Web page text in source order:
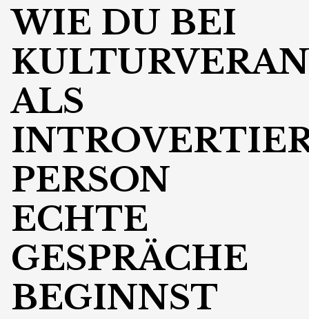
WIE DU BEI
ALS
PERSON
ECHTE
GESPRÄCHE
BEGINNST